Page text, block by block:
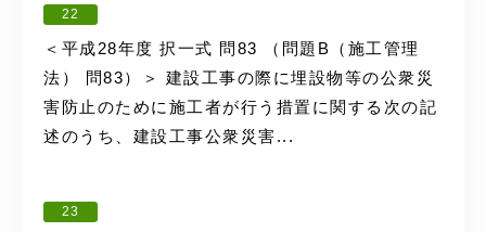
22
＜平成28年度 択一式 問83 （問題B（施工管理
法） 問83）＞ 建設工事の際に埋設物等の公衆災
害防止のために施工者が行う措置に関する次の記
述のうち、建設工事公衆災害...
23